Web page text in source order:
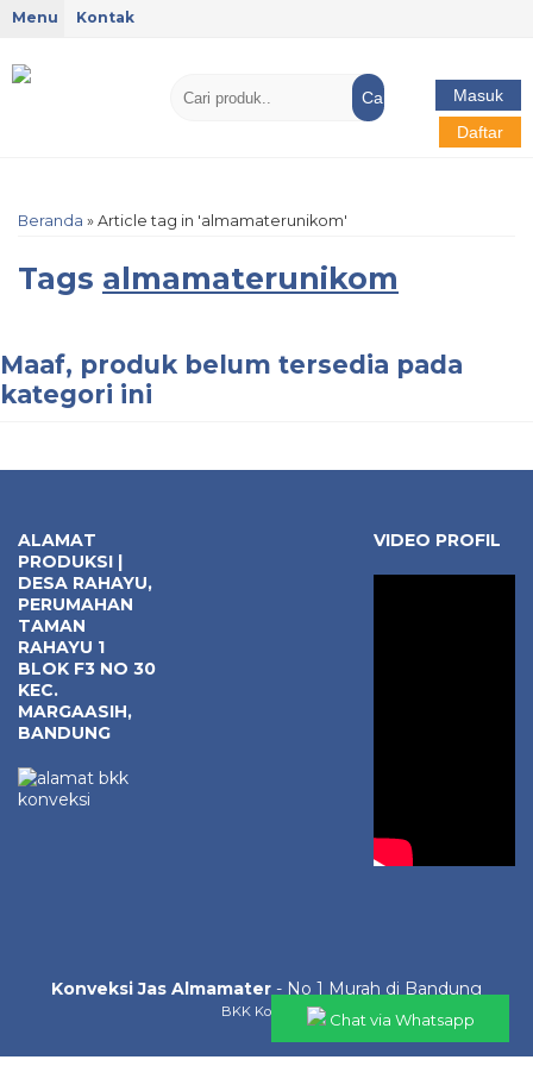
Menu Kontak
Cari
Masuk
Daftar
Beranda » Article tag in 'almamaterunikom'
Tags almamaterunikom
Maaf, produk belum tersedia pada
kategori ini
ALAMAT
PRODUKSI |
DESA RAHAYU,
PERUMAHAN
TAMAN
RAHAYU 1
BLOK F3 NO 30
KEC.
MARGAASIH,
BANDUNG
VIDEO PROFIL
Konveksi Jas Almamater - No 1 Murah di Bandung
BKK Konveksi Chat via Whatsapp